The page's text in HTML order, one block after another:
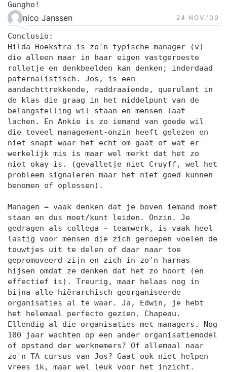
Gungho!
nico Janssen 24 NOV.‘09
Conclusio:
Hilda Hoekstra is zo'n typische manager (v)
die alleen maar in haar eigen vastgeroeste
rolletje en denkbeelden kan denken; inderdaad
paternalistisch. Jos, is een
aandachttrekkende, raddraaiende, querulant in
de klas die graag in het middelpunt van de
belangstelling wil staan en mensen laat
lachen. En Ankie is zo iemand van goede wil
die teveel management-onzin heeft gelezen en
niet snapt waar het echt om gaat of wat er
werkelijk mis is maar wel merkt dat het zo
niet okay is. (gevalletje niet Cruyff, wel het
probleem signaleren maar het niet goed kunnen
benomen of oplossen).
Managen = vaak denken dat je boven iemand moet
staan en dus moet/kunt leiden. Onzin. Je
gedragen als collega - teamwerk, is vaak heel
lastig voor mensen die zich geroepen voelen de
touwtjes uit te delen of daar naar toe
gepromoveerd zijn en zich in zo'n harnas
hijsen omdat ze denken dat het zo hoort (en
effectief is). Treurig, maar helaas nog in
bijna alle hiërarchisch georganiseerde
organisaties al te waar. Ja, Edwin, je hebt
het helemaal perfecto gezien. Chapeau.
Ellendig al die organisaties met managers. Nog
100 jaar wachten op een ander organisatiemodel
of opstand der werknemers? Of allemaal naar
zo'n TA cursus van Jos? Gaat ook niet helpen
vrees ik, maar wel leuk voor het inzicht.